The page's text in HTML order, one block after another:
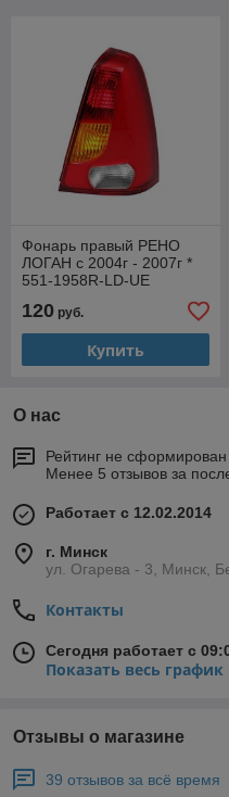
Фонарь правый РЕНО
ЛОГАН с 2004г - 2007г *
551-1958R-LD-UE
120 руб.
Купить
О нас
Рейтинг не сформирован
Менее 5 отзывов за
Работает с 12.02.2014
г. Минск
ул. Огарева - 3, Минск,
Контакты
Сегодня работает с
Показать весь
Отзывы о магазине
39 отзывов за всё время